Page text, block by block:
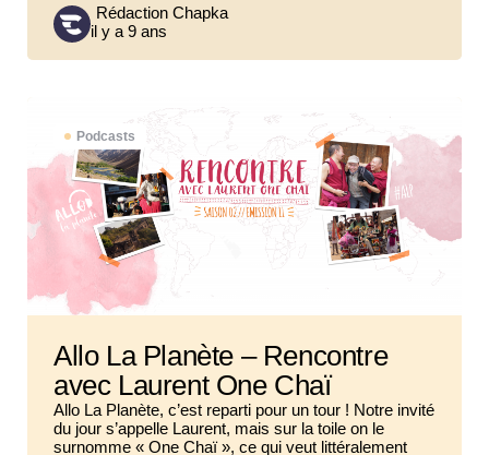
Posted
by
Rédaction Chapka
il y a 9 ans
Podcasts
Allo La Planète – Rencontre
avec Laurent One Chaï
Allo La Planète, c’est reparti pour un tour ! Notre invité
du jour s’appelle Laurent, mais sur la toile on le
surnomme « One Chaï », ce qui veut littéralement